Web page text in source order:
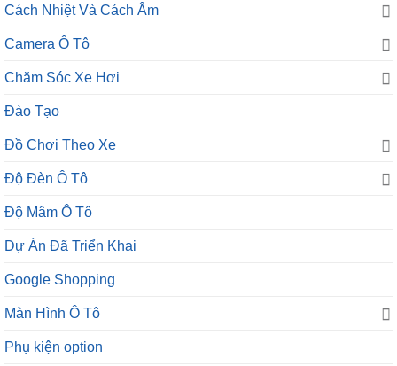
Cách Nhiệt Và Cách Âm
Camera Ô Tô
Chăm Sóc Xe Hơi
Đào Tạo
Đồ Chơi Theo Xe
Độ Đèn Ô Tô
Độ Mâm Ô Tô
Dự Án Đã Triển Khai
Google Shopping
Màn Hình Ô Tô
Phụ kiện option